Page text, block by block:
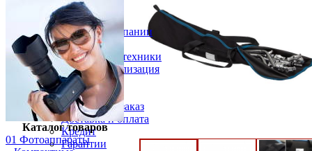
Аксессуары
Слухи
Новости компании
Услуги
Прокат фототехники
Выкуп и реализация
Покупателям
Акции
Как сделать заказ
Доставка и оплата
Кредит
Гарантии
Каталог товаров
01 Фотоаппараты